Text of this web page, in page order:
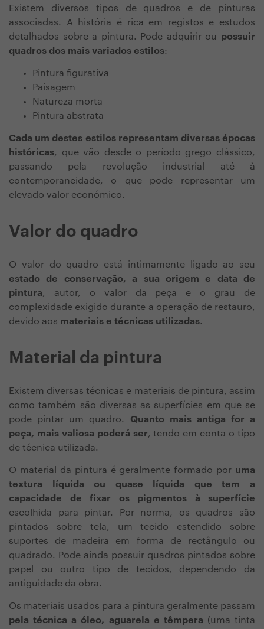
Existem diversos tipos de quadros e de pinturas
associadas. A história é rica em registos e estudos
detalhados sobre a pintura. Pode adquirir ou possuir
quadros dos mais variados estilos:
Pintura figurativa
Paisagem
Natureza morta
Pintura abstrata
Cada um destes estilos representam diversas épocas
históricas, que vão desde o período grego clássico,
passando pela revolução industrial até à
contemporaneidade, o que pode representar um
elevado valor económico.
Valor do quadro
O valor do quadro está intimamente ligado ao seu
estado de conservação, a sua origem e data de
pintura, autor, o valor da peça e o grau de
complexidade exigido durante a operação de restauro,
devido aos materiais e técnicas utilizadas.
Material da pintura
Existem diversas técnicas e materiais de pintura, assim
como também são diversas as superfícies em que se
pode pintar um quadro. Quanto mais antiga for a
peça, mais valiosa poderá ser, tendo em conta o tipo
de técnica utilizada.
O material da pintura é geralmente formado por uma
textura líquida ou quase líquida que tem a
capacidade de fixar os pigmentos à superfície
escolhida para pintar. Por norma, os quadros são
pintados sobre tela, um tecido estendido sobre
suportes de madeira em forma de rectângulo ou
quadrado. Pode ainda possuir quadros pintados sobre
papel ou outro tipo de tecidos, dependendo da
antiguidade da obra.
Os materiais usados para a pintura geralmente passam
pela técnica a óleo, aguarela e têmpera (uma tinta